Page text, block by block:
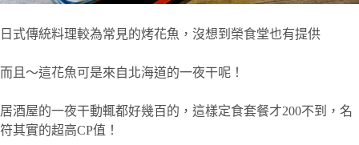
日式傳統料理較為常見的烤花魚，沒想到榮食堂也有提供
而且～這花魚可是來自北海道的一夜干呢！
居酒屋的一夜干動輒都好幾百的，這樣定食套餐才200不到，名
符其實的超高CP值！